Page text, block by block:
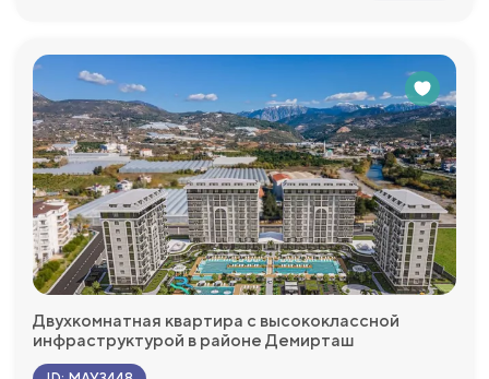
Двухкомнатная квартира с высококлассной
инфраструктурой в районе Демирташ